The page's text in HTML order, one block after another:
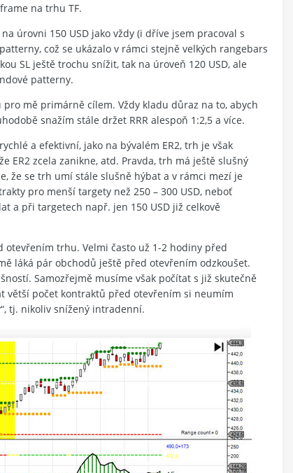
na trhu TF.
úrovni 150 USD jako vždy (i dříve jsem pracoval s
což se ukázalo v rámci stejně velkých rangebars
SL ještě trochu snížit, tak na úroveň 120 USD, ale
patterny.
mě primárně cílem. Vždy kladu důraz na to, abych
snažím stále držet RRR alespoň 1:2,5 a více.
a efektivní, jako na bývalém ER2, trh je však
ER2 zcela zanikne, atd. Pravda, trh má ještě slušný
že se trh umí stále slušně hýbat a v rámci mezí je
pro menší targety než 250 – 300 USD, neboť
a při targetech např. jen 150 USD již celkově
otevřením trhu. Velmi často už 1-2 hodiny před
láká pár obchodů ještě před otevřením odzkoušet.
Samozřejmě musíme však počítat s již skutečně
větší počet kontraktů před otevřením si neumím
tj. nikoliv snížený intradenní.